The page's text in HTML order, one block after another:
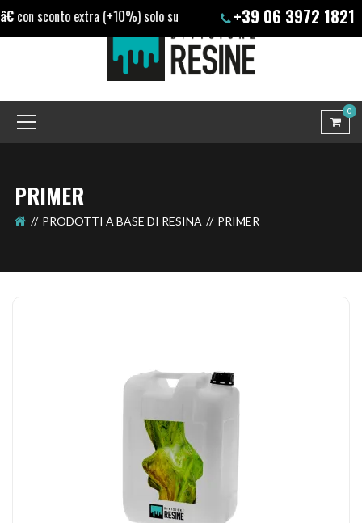
con sconto extra (+10%) solo su nostri prodotti+39 06 3972 1821
0
PRIMER
PRODOTTI A BASE DI RESINA PRIMER